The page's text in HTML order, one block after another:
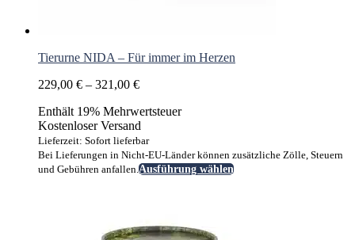
Tierurne NIDA – Für immer im Herzen
229,00 € – 321,00 €Preisspanne:
bis
321,00 €
Enthält 19% Mehrwertsteuer
Kostenloser Versand
Lieferzeit: Sofort lieferbar
Bei Lieferungen in Nicht-EU-Länder können zusätzliche Zölle, Steuern
und Gebühren anfallen.Ausführung wählenDieses